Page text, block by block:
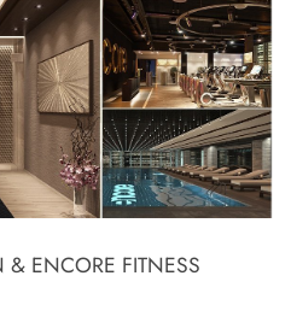
ENCORE FITNESS